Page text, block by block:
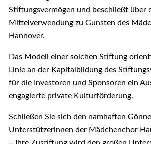
Stiftungsvermögen und beschließt über
Mittelverwendung zu Gunsten des
Hannover.
Das Modell einer solchen Stiftung
Linie an der Kapitalbildung des
für die Investoren und Sponsoren ein
engagierte private Kulturförderung.
Schließen Sie sich den namhaften
Unterstützerinnen der Mädchenchor